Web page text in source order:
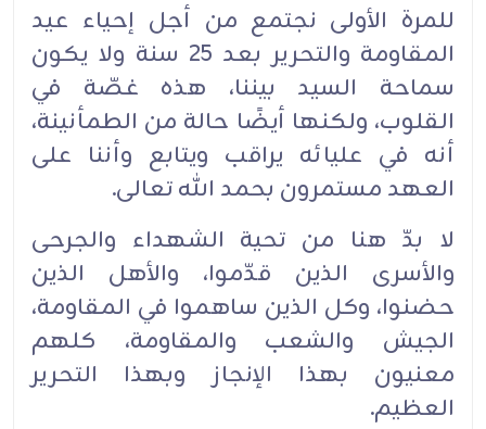
للمرة الأولى نجتمع من أجل إحياء عيد
المقاومة والتحرير بعد 25 سنة ولا يكون
سماحة السيد بيننا، هذه ‏غصّة في
القلوب، ولكنها أيضًا حالة من الطمأنينة،
أنه في عليائه يراقب ويتابع وأننا على
العهد مستمرون ‏بحمد الله تعالى.‏
لا بدّ هنا من تحية الشهداء والجرحى
والأسرى الذين قدّموا، والأهل الذين
حضنوا، وكل الذين ساهموا في ‏المقاومة،
الجيش والشعب والمقاومة، كلهم
معنيون بهذا الإنجاز وبهذا التحرير
العظيم.‏